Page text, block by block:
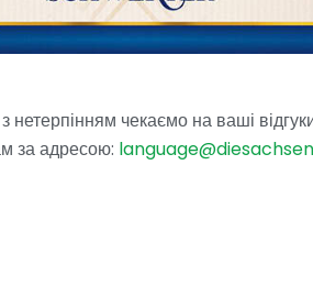
чекаємо на ваші
за адресою: